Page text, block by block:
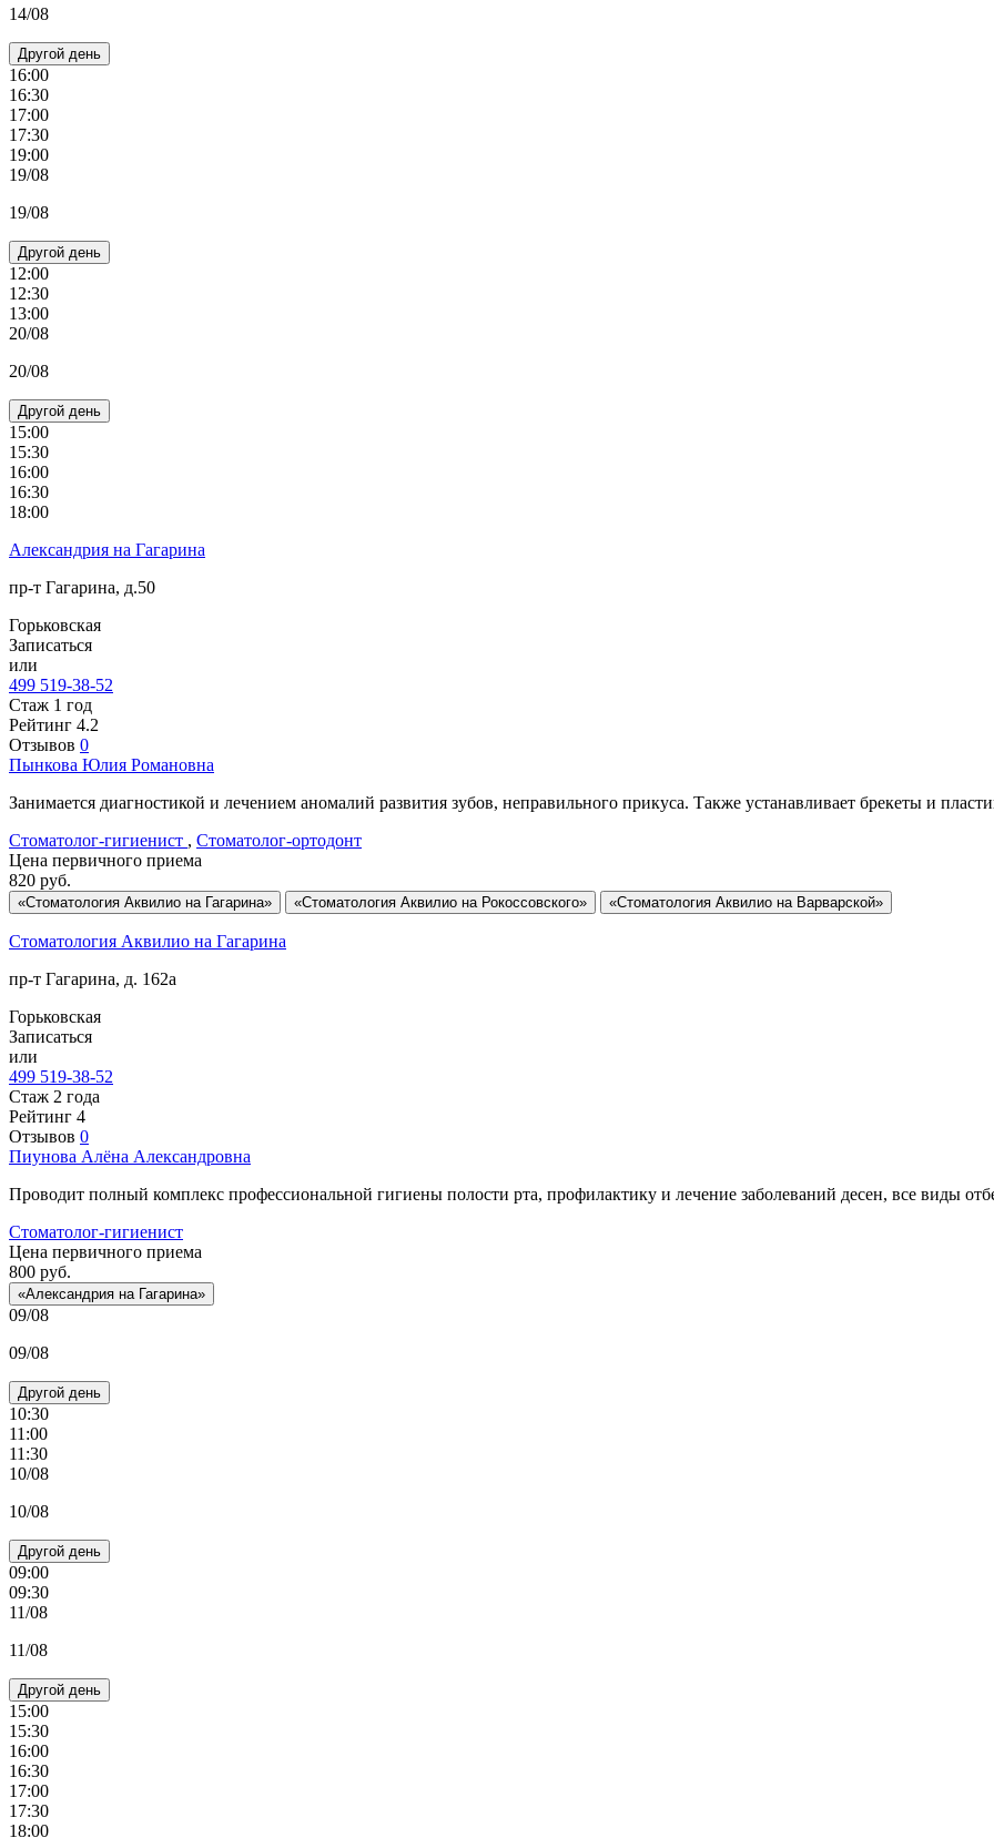
14/08
Другой день
16:00
16:30
17:00
17:30
19:00
19/08
19/08
Другой день
12:00
12:30
13:00
20/08
20/08
Другой день
15:00
15:30
16:00
16:30
18:00
Александрия на Гагарина
пр-т Гагарина, д.50
Горьковская
Записаться
или
499 519-38-52
Стаж 1 год
Рейтинг 4.2
Отзывов 0
Пынкова Юлия Романовна
Занимается диагностикой и лечением аномалий развития зубов, неправильного прикуса. Также устанавливает брекеты и
Стоматолог-гигиенист , Стоматолог-ортодонт
Цена первичного приема
820 руб.
«Стоматология Аквилио на Гагарина» «Стоматология Аквилио на Рокоссовского» «Стоматология Аквилио на Варварской»
Стоматология Аквилио на Гагарина
пр-т Гагарина, д. 162а
Горьковская
Записаться
или
499 519-38-52
Стаж 2 года
Рейтинг 4
Отзывов 0
Пиунова Алёна Александровна
Проводит полный комплекс профессиональной гигиены полости рта, профилактику и лечение заболеваний десен, все виды
Стоматолог-гигиенист
Цена первичного приема
800 руб.
«Александрия на Гагарина»
09/08
09/08
Другой день
10:30
11:00
11:30
10/08
10/08
Другой день
09:00
09:30
11/08
11/08
Другой день
15:00
15:30
16:00
16:30
17:00
17:30
18:00